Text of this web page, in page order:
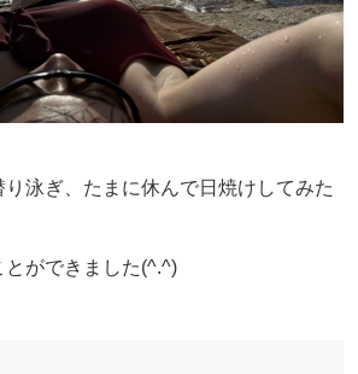
泳ぎ、たまに休んで日焼けしてみた
とができました(^.^)